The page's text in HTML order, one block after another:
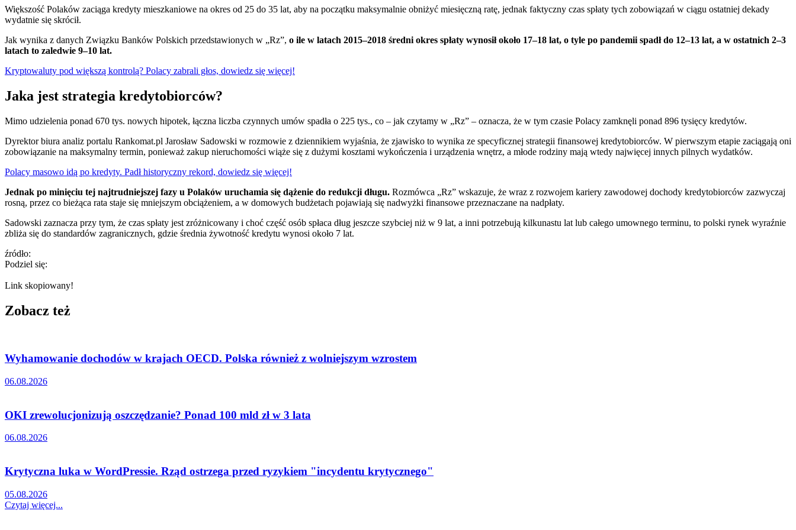
Większość Polaków zaciąga kredyty mieszkaniowe na okres od 25 do 35 lat, aby na początku maksymalnie obniżyć miesięczną ratę, jednak faktyczny czas spłaty tych zobowiązań w ciągu ostatniej dekady
wydatnie się skrócił.
Jak wynika z danych Związku Banków Polskich przedstawionych w „Rz”, o ile w latach 2015–2018 średni okres spłaty wynosił około 17–18 lat, o tyle po pandemii spadł do 12–13 lat, a w ostatnich 2–3
latach to zaledwie 9–10 lat.
Kryptowaluty pod większą kontrolą? Polacy zabrali głos, dowiedz się więcej!
Jaka jest strategia kredytobiorców?
Mimo udzielenia ponad 670 tys. nowych hipotek, łączna liczba czynnych umów spadła o 225 tys., co – jak czytamy w „Rz” – oznacza, że w tym czasie Polacy zamknęli ponad 896 tysięcy kredytów.
Dyrektor biura analiz portalu Rankomat.pl Jarosław Sadowski w rozmowie z dziennikiem wyjaśnia, że zjawisko to wynika ze specyficznej strategii finansowej kredytobiorców. W pierwszym etapie zaciągają oni
zobowiązanie na maksymalny termin, ponieważ zakup nieruchomości wiąże się z dużymi kosztami wykończenia i urządzenia wnętrz, a młode rodziny mają wtedy najwięcej innych pilnych wydatków.
Polacy masowo idą po kredyty. Padł historyczny rekord, dowiedz się więcej!
Jednak po minięciu tej najtrudniejszej fazy u Polaków uruchamia się dążenie do redukcji długu. Rozmówca „Rz” wskazuje, że wraz z rozwojem kariery zawodowej dochody kredytobiorców zazwyczaj
rosną, przez co bieżąca rata staje się mniejszym obciążeniem, a w domowych budżetach pojawiają się nadwyżki finansowe przeznaczane na nadpłaty.
Sadowski zaznacza przy tym, że czas spłaty jest zróżnicowany i choć część osób spłaca dług jeszcze szybciej niż w 9 lat, a inni potrzebują kilkunastu lat lub całego umownego terminu, to polski rynek wyraźnie
zbliża się do standardów zagranicznych, gdzie średnia żywotność kredytu wynosi około 7 lat.
źródło:
Podziel się:
Link skopiowany!
Zobacz też
Wyhamowanie dochodów w krajach OECD. Polska również z wolniejszym wzrostem
06.08.2026
OKI zrewolucjonizują oszczędzanie? Ponad 100 mld zł w 3 lata
06.08.2026
Krytyczna luka w WordPressie. Rząd ostrzega przed ryzykiem "incydentu krytycznego"
05.08.2026
Czytaj więcej...